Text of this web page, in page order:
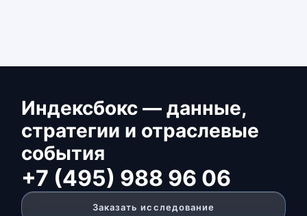
Индексбокс — данные,
стратегии и отраслевые
события
+7 (495) 988 96 06
Заказать исследование